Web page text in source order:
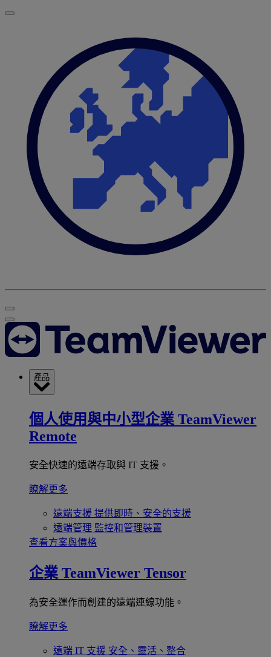
產品
個人使用與中小型企業 TeamViewer
Remote
安全快速的遠端存取與 IT 支援。
瞭解更多
遠端支援 提供即時、安全的支援
遠端管理 監控和管理裝置
查看方案與價格
企業 TeamViewer Tensor
為安全運作而創建的遠端連線功能。
瞭解更多
遠端 IT 支援 安全、靈活、整合